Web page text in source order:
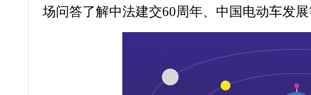
场问答了解中法建交60周年、中国电动车发展